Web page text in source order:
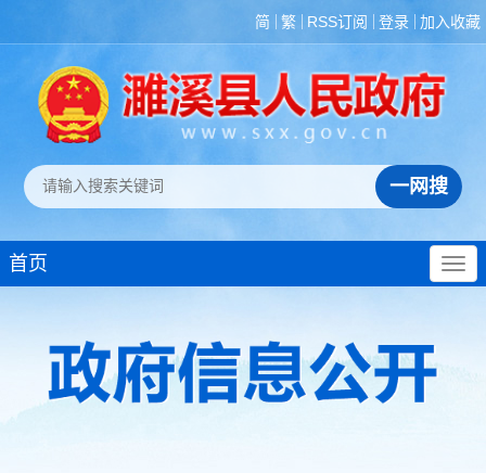
简 繁 RSS订阅 登录 加入收藏
首页
政策法规
重大决策预公开
决策部署落实情况
建议提案办理